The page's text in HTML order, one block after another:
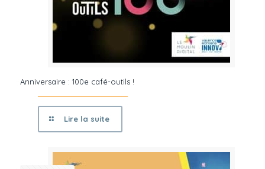
Anniversaire : 100e café-outils !
Lire la suite